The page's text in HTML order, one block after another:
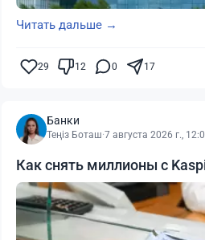
Читать дальше →
29 12 0 17
Банки
Теңіз Боташ·7 августа 2026 г.,
Как снять миллионы с